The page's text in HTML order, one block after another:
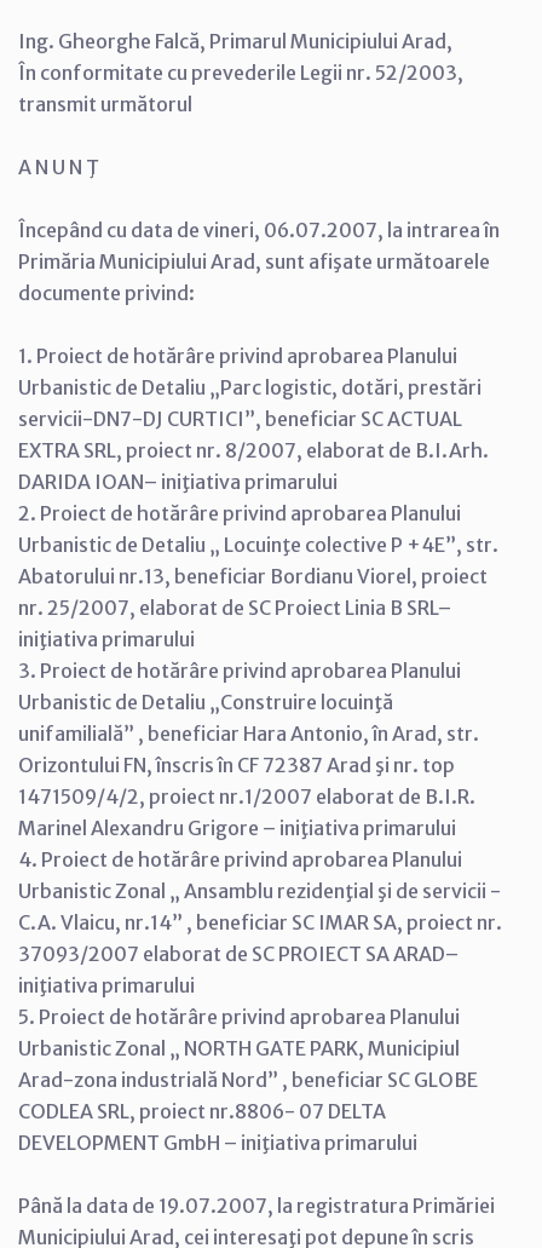
Ing. Gheorghe Falcă, Primarul Municipiului Arad,
În conformitate cu prevederile Legii nr. 52/2003,
transmit următorul
A N U N Ţ
Începând cu data de vineri, 06.07.2007, la intrarea în
Primăria Municipiului Arad, sunt afişate următoarele
documente privind:
1. Proiect de hotărâre privind aprobarea Planului
Urbanistic de Detaliu „Parc logistic, dotări, prestări
servicii-DN7-DJ CURTICI”, beneficiar SC ACTUAL
EXTRA SRL, proiect nr. 8/2007, elaborat de B.I.Arh.
DARIDA IOAN– iniţiativa primarului
2. Proiect de hotărâre privind aprobarea Planului
Urbanistic de Detaliu „ Locuinţe colective P +4E”, str.
Abatorului nr.13, beneficiar Bordianu Viorel, proiect
nr. 25/2007, elaborat de SC Proiect Linia B SRL–
iniţiativa primarului
3. Proiect de hotărâre privind aprobarea Planului
Urbanistic de Detaliu „Construire locuinţă
unifamilială” , beneficiar Hara Antonio, în Arad, str.
Orizontului FN, înscris în CF 72387 Arad şi nr. top
1471509/4/2, proiect nr.1/2007 elaborat de B.I.R.
Marinel Alexandru Grigore – iniţiativa primarului
4. Proiect de hotărâre privind aprobarea Planului
Urbanistic Zonal „ Ansamblu rezidenţial şi de servicii -
C.A. Vlaicu, nr.14” , beneficiar SC IMAR SA, proiect nr.
37093/2007 elaborat de SC PROIECT SA ARAD–
iniţiativa primarului
5. Proiect de hotărâre privind aprobarea Planului
Urbanistic Zonal „ NORTH GATE PARK, Municipiul
Arad-zona industrială Nord” , beneficiar SC GLOBE
CODLEA SRL, proiect nr.8806- 07 DELTA
DEVELOPMENT GmbH – iniţiativa primarului
Până la data de 19.07.2007, la registratura Primăriei
Municipiului Arad, cei interesaţi pot depune în scris